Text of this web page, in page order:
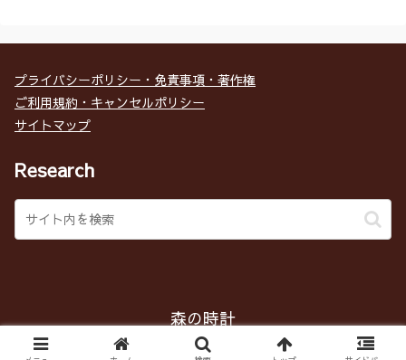
プライバシーポリシー・免責事項・著作権
ご利用規約・キャンセルポリシー
サイトマップ
Research
森の時計
Copyright © 2017 森の時計 All Rights Reserved.